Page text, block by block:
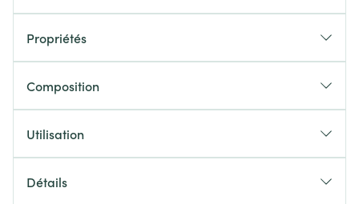
Propriétés
Composition
Utilisation
Détails